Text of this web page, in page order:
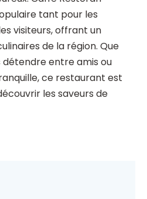
tant pour les
visiteurs, offrant un
de la région. Que
détendre entre amis ou
ce restaurant est
les saveurs de